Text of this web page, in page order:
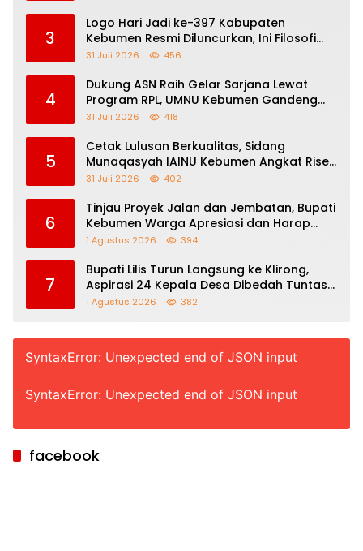
3
Logo Hari Jadi ke-397 Kabupaten
Kebumen Resmi Diluncurkan, Ini Filosofi
dan Makna di Balik Angka 397
31 Juli 2026 456
4
Dukung ASN Raih Gelar Sarjana Lewat
Program RPL, UMNU Kebumen Gandeng
Kemenag Purbalingga Berpredikat WBK
31 Juli 2026 418
5
Cetak Lulusan Berkualitas, Sidang
Munaqasyah IAINU Kebumen Angkat Riset
Toleransi Beragama Sejak SD
31 Juli 2026 402
6
Tinjau Proyek Jalan dan Jembatan, Bupati
Kebumen Warga Apresiasi dan Harap
Perbaikan Berlanjut
1 Agustus 2026 394
7
Bupati Lilis Turun Langsung ke Klirong,
Aspirasi 24 Kepala Desa Dibedah Tuntas
Bersama Para Kepala Dinas
1 Agustus 2026 382
SyntaxError: Unexpected end of JSON input
SyntaxError: Unexpected end of JSON input
facebook